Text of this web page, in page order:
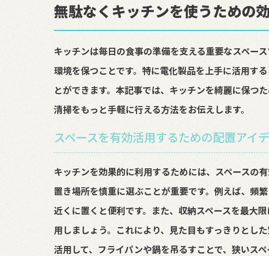
無駄なくキッチンを使うための
キッチンは毎日の食事の準備を支える重要なスペー
環境を保つことです。特に電化製品を上手に活用す
とができます。本記事では、キッチンを綺麗に保つ
清掃をもっと手軽に行える方法をお伝えします。
スペースを有効活用するための配置アイ
キッチンを効果的に利用するためには、スペースの
置き場所を慎重に選ぶことが重要です。例えば、頻
近くに置くと便利です。また、収納スペースを最大
用しましょう。これにより、見た目もすっきりとし
活用して、フライパンや鍋を吊るすことで、狭いス